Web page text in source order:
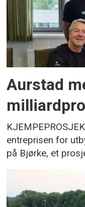
Aurstad
entreprisen for
på Bjørke, et